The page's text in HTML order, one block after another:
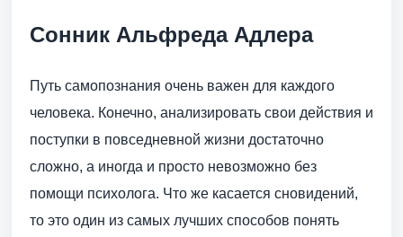
Сонник Альфреда Адлера
Путь самопознания очень важен для каждого
человека. Конечно, анализировать свои действия и
поступки в повседневной жизни достаточно
сложно, а иногда и просто невозможно без
помощи психолога. Что же касается сновидений,
то это один из самых лучших способов понять